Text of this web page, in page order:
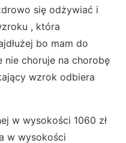
się odżywiać i
, która
bo mam do
nie choruje na chorobę
wzrok odbiera
w wysokości 1060 zł
w wysokości